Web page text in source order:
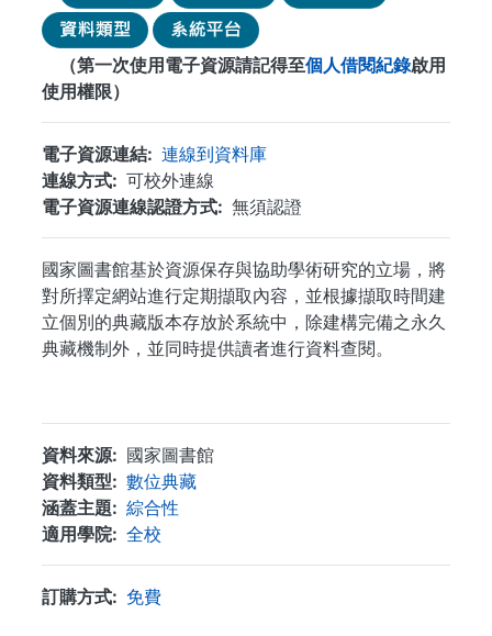
（第一次使用電子資源請記得至個人借閱紀錄啟用
使用權限）
電子資源連結
連線到資料庫
連線方式
可校外連線
電子資源連線認證方式
無須認證
國家圖書館基於資源保存與協助學術研究的立場，將
對所擇定網站進行定期擷取內容，並根據擷取時間建
立個別的典藏版本存放於系統中，除建構完備之永久
典藏機制外，並同時提供讀者進行資料查閱。
資料來源
國家圖書館
資料類型
數位典藏
涵蓋主題
綜合性
適用學院
全校
訂購方式
免費